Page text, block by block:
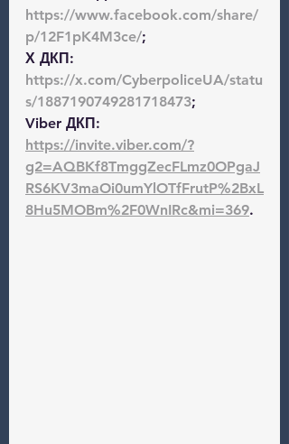
https://www.facebook.com/share/
p/12F1pK4M3ce/;
Х ДКП:
https://x.com/CyberpoliceUA/statu
s/1887190749281718473;
Viber ДКП:
https://invite.viber.com/?
g2=AQBKf8TmggZecFLmz0OPgaJ
RS6KV3maOi0umYlOTfFrutP%2BxL
8Hu5MOBm%2F0WnIRc&mi=369.